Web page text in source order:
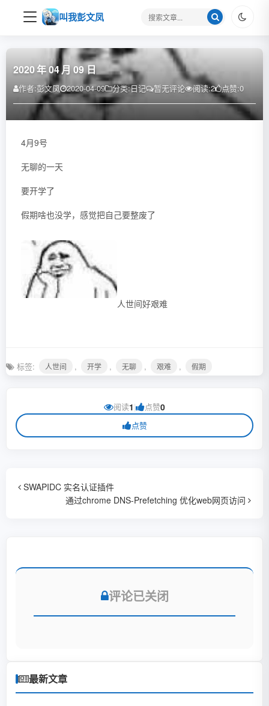
叫我彭文凤
搜
2020 年 04 月 09 日
作者:彭文凤 2020-04-09 分类:日记 暂无评论 阅读:2 点赞:0
4月9号
无聊的一天
要开学了
假期啥也没学，感觉把自己要整废了
人世间好艰难
标签: 人世间 , 开学 , 无聊 , 艰难 , 假期
阅读1| 点赞0
点赞
SWAPIDC 实名认证插件
通过chrome DNS-Prefetching 优化web网页访问
评论已关闭
最新文章